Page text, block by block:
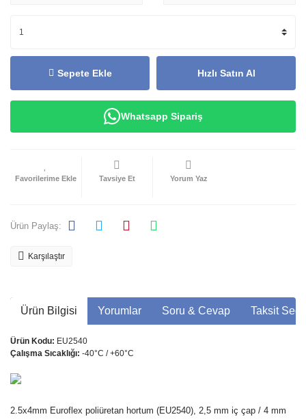
Sepete Ekle Hızlı Satın Al
Whatsapp Sipariş
Tavsiye Et Yorum Yaz
Ürün Paylaş:
Karşılaştır
Ürün Bilgisi Yorumlar Soru & Cevap Taksit
Ürün Kodu: EU2540
Çalışma Sıcaklığı: -40°C / +60°C
2.5x4mm Euroflex poliüretan hortum (EU2540), 2,5 mm iç çap / 4 mm